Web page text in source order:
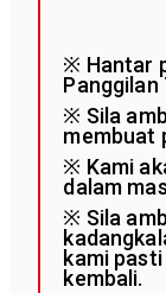
※ Hantar
※ Sila
membuat
※ Kami
dalam
※ Sila
kami
kembali.